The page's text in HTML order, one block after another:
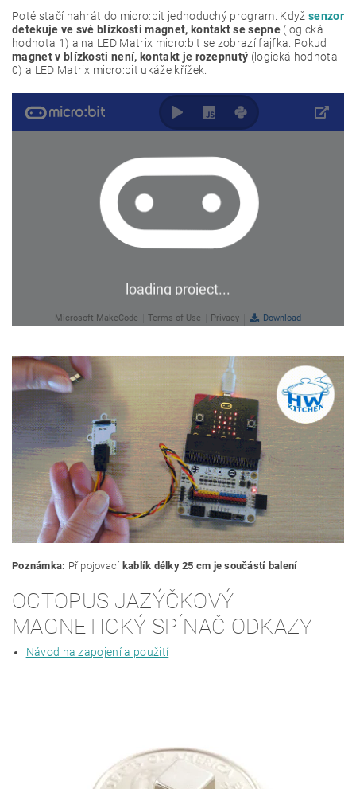
Poté stačí nahrát do micro:bit jednoduchý program. Když senzor
detekuje ve své blízkosti magnet, kontakt se sepne (logická
hodnota 1) a na LED Matrix micro:bit se zobrazí fajfka. Pokud
magnet v blízkosti není, kontakt je rozepnutý (logická hodnota
0) a LED Matrix micro:bit ukáže křížek.
Poznámka: Připojovací kablík délky 25 cm je součástí balení
OCTOPUS JAZÝČKOVÝ
MAGNETICKÝ SPÍNAČ ODKAZY
Návod na zapojení a použití